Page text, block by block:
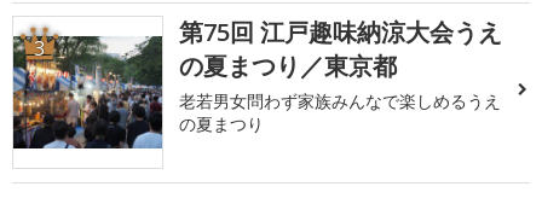
3
第75回 江戸趣味納涼大会うえ
の夏まつり／東京都
老若男女問わず家族みんなで楽しめるうえ
の夏まつり